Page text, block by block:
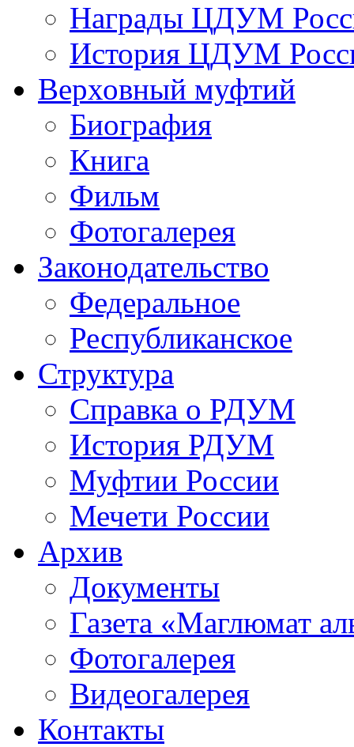
Награды ЦДУМ
История ЦДУМ
Верховный муфтий
Биография
Книга
Фильм
Фотогалерея
Законодательство
Федеральное
Республиканское
Структура
Справка о РДУМ
История РДУМ
Муфтии России
Мечети России
Архив
Документы
Газета «Маглюмат
Фотогалерея
Видеогалерея
Контакты